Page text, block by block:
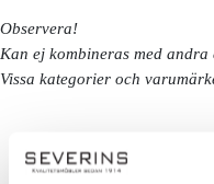
Observera!
Kan ej kombineras med
Vissa kategorier och